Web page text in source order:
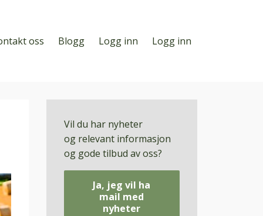
oss Blogg Logg inn Logg inn
Vil du har nyheter
og relevant informasjon
og gode tilbud av oss?
Ja, jeg vil ha
mail med
nyheter